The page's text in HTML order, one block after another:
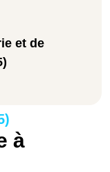
et de
à